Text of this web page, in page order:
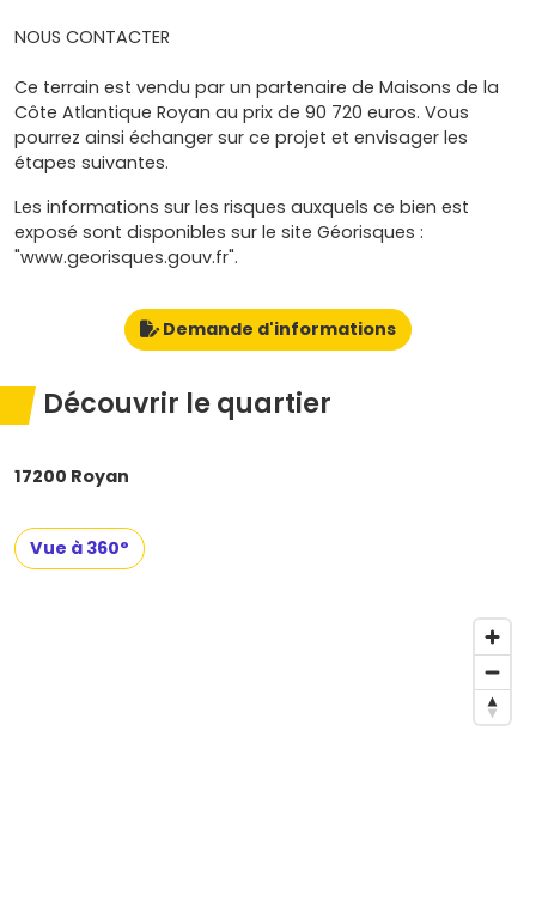
NOUS CONTACTER
Ce terrain est vendu par un partenaire de Maisons de la
Côte Atlantique Royan au prix de 90 720 euros. Vous
pourrez ainsi échanger sur ce projet et envisager les
étapes suivantes.
Les informations sur les risques auxquels ce bien est
exposé sont disponibles sur le site Géorisques :
"www.georisques.gouv.fr".
Demande d'informations
Découvrir le quartier
17200 Royan
Vue à 360°